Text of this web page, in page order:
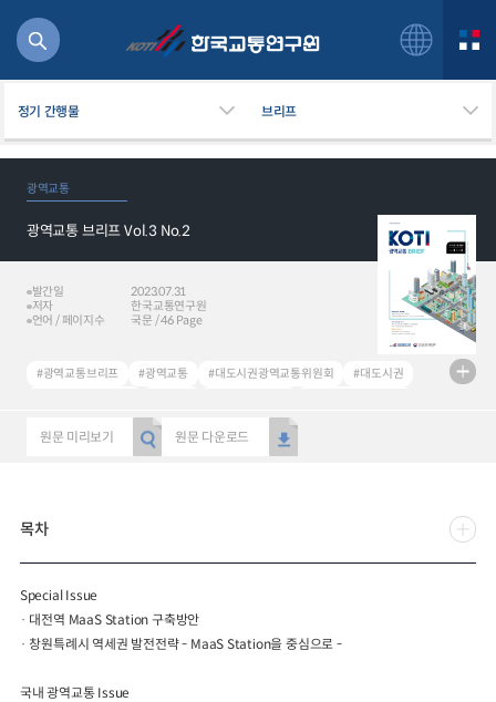
정기 간행물 브리프
광역교통
광역교통 브리프 Vol.3 No.2
발간일
2023.07.31
저자
한국교통연구원
언어 / 페이지수
국문 / 46 Page
#광역교통브리프 #광역교통 #대도시권광역교통위원회
#대도시권
#대구 대도시권 대중교통
#대중교통 통합요금제
#대중교통 활성화
#연락운임정산
원문 미리보기 원문 다운로드
목차
Special Issue
· 대전역 MaaS Station 구축방안
· 창원특례시 역세권 발전전략 - MaaS Station을 중심으로 -
국내 광역교통 Issue
2024년 국가교통조사 및 분석
요약보고서
전국여객OD
수단분담모형
여객OD현행화
권역별통행지표
사회경제지표
2024 생활물류 서비스 보